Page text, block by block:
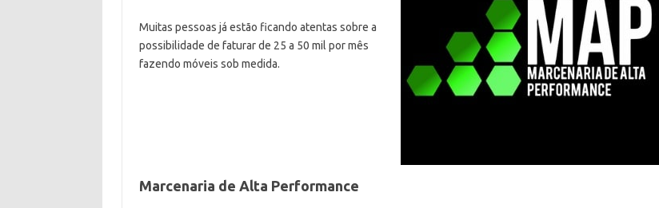
Muitas pessoas já estão ficando atentas sobre a
possibilidade de faturar de 25 a 50 mil por mês
fazendo móveis sob medida.
Marcenaria de Alta Performance